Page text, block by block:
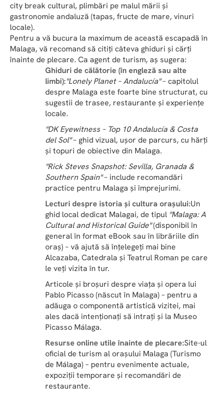
city break cultural, plimbări pe malul mării și
gastronomie andaluză (tapas, fructe de mare, vinuri
locale).
Pentru a vă bucura la maximum de această escapadă în
Malaga, vă recomand să citiți câteva ghiduri și cărți
înainte de plecare. Ca agent de turism, aș sugera:
Ghiduri de călătorie (în engleză sau alte
limbi):"Lonely Planet – Andalucía" – capitolul
despre Malaga este foarte bine structurat, cu
sugestii de trasee, restaurante și experiențe
locale.
"DK Eyewitness – Top 10 Andalucía & Costa
del Sol" – ghid vizual, ușor de parcurs, cu hărți
și topuri de obiective din Malaga.
"Rick Steves Snapshot: Sevilla, Granada &
Southern Spain" – include recomandări
practice pentru Malaga și împrejurimi.
Lecturi despre istoria și cultura orașului:Un
ghid local dedicat Malagai, de tipul "Malaga: A
Cultural and Historical Guide" (disponibil în
general în format eBook sau în librăriile din
oraș) – vă ajută să înțelegeți mai bine
Alcazaba, Catedrala și Teatrul Roman pe care
le veți vizita în tur.
Articole și broșuri despre viața și opera lui
Pablo Picasso (născut în Malaga) – pentru a
adăuga o componentă artistică vizitei, mai
ales dacă intenționați să intrați și la Museo
Picasso Málaga.
Resurse online utile înainte de plecare:Site-ul
oficial de turism al orașului Malaga (Turismo
de Málaga) – pentru evenimente actuale,
expoziții temporare și recomandări de
restaurante.